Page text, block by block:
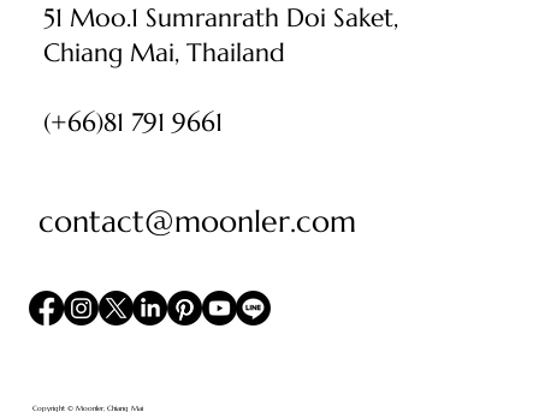
Copyright © Moonler, Chiang Mai
contact@moonler.com
51 Moo.1 Sumranrath Doi Saket,
Chiang Mai, Thailand
(+66)81 791 9661